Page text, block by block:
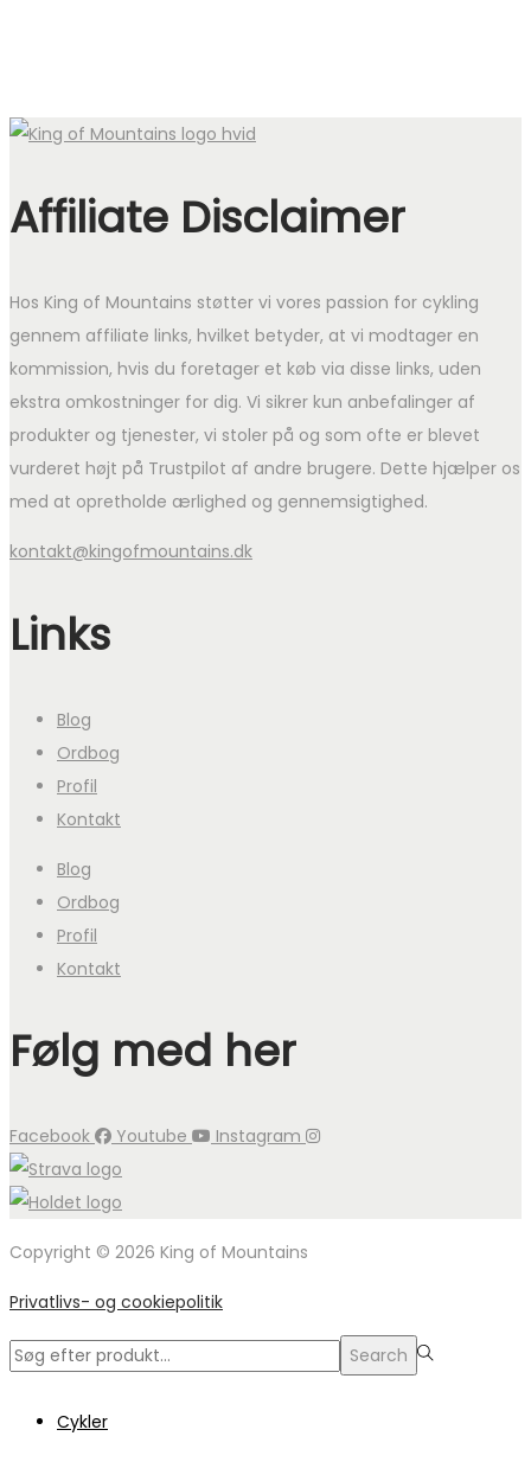
Affiliate Disclaimer
Hos King of Mountains støtter vi vores passion for cykling
gennem affiliate links, hvilket betyder, at vi modtager en
kommission, hvis du foretager et køb via disse links, uden
ekstra omkostninger for dig. Vi sikrer kun anbefalinger af
produkter og tjenester, vi stoler på og som ofte er blevet
vurderet højt på Trustpilot af andre brugere. Dette hjælper os
med at opretholde ærlighed og gennemsigtighed.
kontakt@kingofmountains.dk
Links
Blog
Ordbog
Profil
Kontakt
Blog
Ordbog
Profil
Kontakt
Følg med her
Facebook Youtube Instagram
Copyright © 2026 King of Mountains
Privatlivs- og cookiepolitik
Search
Search
Cykler